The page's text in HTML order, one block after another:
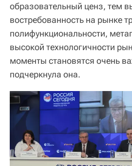
образовательный ценз, тем
востребованность на рынке
полифункциональности,
высокой технологичности
моменты становятся очень
подчеркнула она.